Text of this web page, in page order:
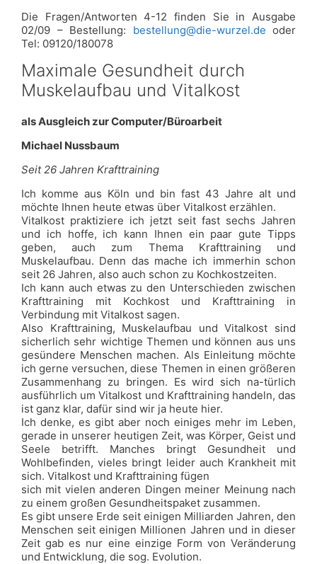
Die Fragen/Antworten 4-12 finden Sie in Ausgabe
02/09 – Bestellung: bestellung@die-wurzel.de oder
Tel: 09120/180078
Maximale Gesundheit durch
Muskelaufbau und Vitalkost
als Ausgleich zur Computer/Büroarbeit
Michael Nussbaum
Seit 26 Jahren Krafttraining
Ich komme aus Köln und bin fast 43 Jahre alt und
möchte Ihnen heute etwas über Vitalkost erzählen.
Vitalkost praktiziere ich jetzt seit fast sechs Jahren
und ich hoffe, ich kann Ihnen ein paar gute Tipps
geben, auch zum Thema Krafttraining und
Muskelaufbau. Denn das mache ich immerhin schon
seit 26 Jahren, also auch schon zu Kochkostzeiten.
Ich kann auch etwas zu den Unterschieden zwischen
Krafttraining mit Kochkost und Krafttraining in
Verbindung mit Vitalkost sagen.
Also Krafttraining, Muskelaufbau und Vitalkost sind
sicherlich sehr wichtige Themen und können aus uns
gesündere Menschen machen. Als Einleitung möchte
ich gerne versuchen, diese Themen in einen größeren
Zusammenhang zu bringen. Es wird sich na-türlich
ausführlich um Vitalkost und Krafttraining handeln, das
ist ganz klar, dafür sind wir ja heute hier.
Ich denke, es gibt aber noch einiges mehr im Leben,
gerade in unserer heutigen Zeit, was Körper, Geist und
Seele betrifft. Manches bringt Gesundheit und
Wohlbefinden, vieles bringt leider auch Krankheit mit
sich. Vitalkost und Krafttraining fügen
sich mit vielen anderen Dingen meiner Meinung nach
zu einem großen Gesundheitspaket zusammen.
Es gibt unsere Erde seit einigen Milliarden Jahren, den
Menschen seit einigen Millionen Jahren und in dieser
Zeit gab es nur eine einzige Form von Veränderung
und Entwicklung, die sog. Evolution.